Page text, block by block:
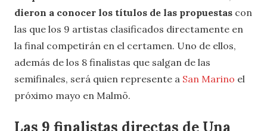
dieron a conocer los títulos de las propuestas con
las que los 9 artistas clasificados directamente en
la final competirán en el certamen. Uno de ellos,
además de los 8 finalistas que salgan de las
semifinales, será quien represente a San Marino el
próximo mayo en Malmö.
Las 9 finalistas directas de Una